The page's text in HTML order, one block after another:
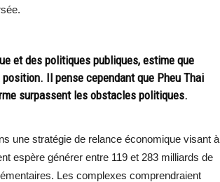
et des politiques publiques, estime que
Il pense cependant que Pheu Thai
surpassent les obstacles politiques.
une stratégie de relance économique visant à
espère générer entre 119 et 283 milliards de
Les complexes comprendraient